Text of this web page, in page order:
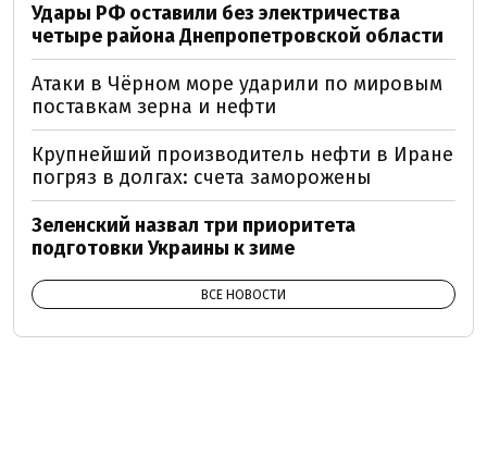
Удары РФ оставили без электричества
четыре района Днепропетровской области
Атаки в Чёрном море ударили по мировым
поставкам зерна и нефти
Крупнейший производитель нефти в Иране
погряз в долгах: счета заморожены
Зеленский назвал три приоритета
подготовки Украины к зиме
ВСЕ НОВОСТИ